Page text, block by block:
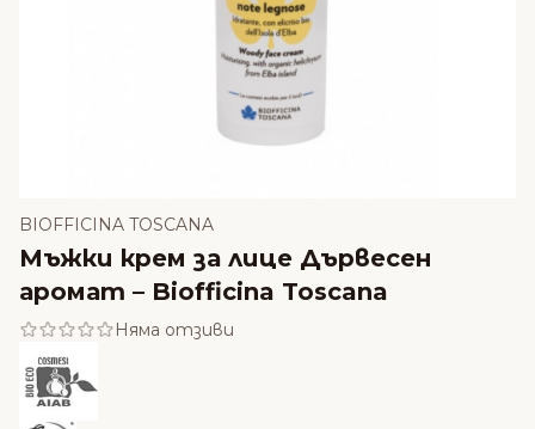
BIOFFICINA TOSCANA
Мъжки крем за лице Дървесен
аромат – Biofficina Toscana
Няма отзиви